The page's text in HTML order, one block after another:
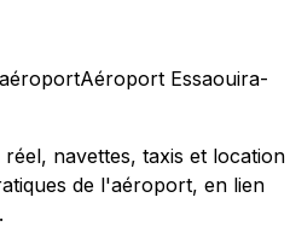
Aéroport Essaouira-
navettes, taxis et location
de l'aéroport, en lien